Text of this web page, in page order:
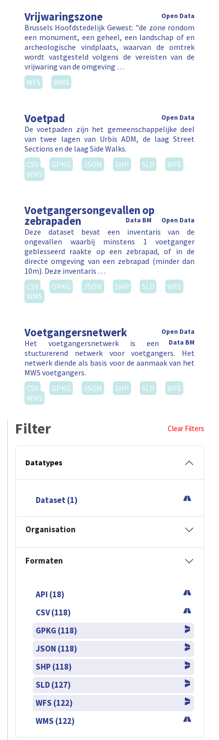
Vrijwaringszone Open Data
Brussels Hoofdstedelijk Gewest: "de zone rondom
een monument, een geheel, een landschap of en
archeologische vindplaats, waarvan de omtrek
wordt vastgesteld volgens de vereisten van de
vrijwaring van de omgeving …
WFS
WMS
Voetpad Open Data
De voetpaden zijn het gemeenschappelijke deel
van twee lagen van Urbis ADM, de laag Street
Sections en de laag Side Walks.
CSV
GPKG JSON SHP SLD
WFS
WMS
Voetgangersongevallen op
zebrapaden Open Data
Data BM
Deze dataset bevat een inventaris van de
ongevallen waarbij minstens 1 voetganger
geblesseerd raakte op een zebrapad, of in de
directe omgeving van een zebrapad (minder dan
10m). Deze inventaris …
CSV
GPKG JSON SHP SLD
WFS
WMS
Voetgangersnetwerk
Open Data
Data BM
Het voetgangersnetwerk is een
stucturerend netwerk voor voetgangers. Het
netwerk diende als basis voor de aanmaak van het
MWS voetgangers.
CSV
GPKG JSON SHP SLD
WFS
WMS
Filter Clear Filters
Datatypes
Dataset (1)
Organisation
Formaten
API (18)
CSV (118)
GPKG (118)
JSON (118)
SHP (118)
SLD (127)
WFS (122)
WMS (122)